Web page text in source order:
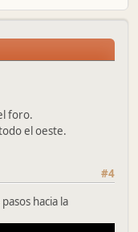
#4
hacia la